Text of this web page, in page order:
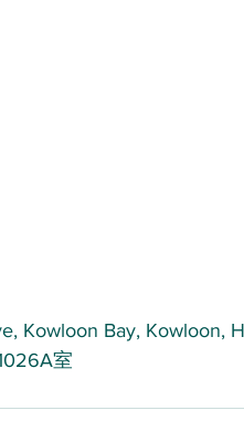
Kowloon Bay, Kowloon,
室